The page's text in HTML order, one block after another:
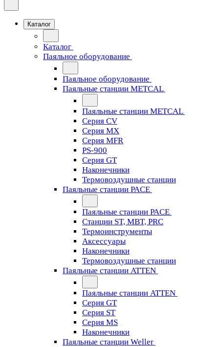
Каталог
Каталог
Паяльное оборудование
Паяльное оборудование
Паяльные станции METCAL
Паяльные станции METCAL
Серия CV
Серия MX
Серия MFR
PS-900
Серия GT
Наконечники
Термовоздушные станции
Паяльные станции PACE
Паяльные станции PACE
Станции ST, MBT, PRC
Термоинструменты
Аксессуары
Наконечники
Термовоздушные станции
Паяльные станции ATTEN
Паяльные станции ATTEN
Серия GT
Серия ST
Серия MS
Наконечники
Паяльные станции Weller